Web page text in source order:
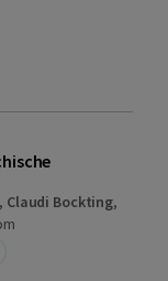
, Claudi Bockting,